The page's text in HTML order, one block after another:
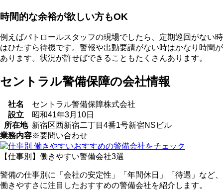
時間的な余裕が欲しい方もOK
例えばパトロールスタッフの現場でしたら、定期巡回がない時
はひたすら待機です。警報や出動要請がない時はかなり時間が
あります。状況が許せばできることもたくさんあります。
セントラル警備保障の会社情報
社名
セントラル警備保障株式会社
設立
昭和41年3月10日
所在地 新宿区西新宿二丁目4番1号新宿NSビル
業務内容※要問い合わせ
【仕事別】働きやすい警備会社3選
警備の仕事別に「会社の安定性」「年間休日」「待遇」など、
働きやすさに注目したおすすめの警備会社を紹介します。